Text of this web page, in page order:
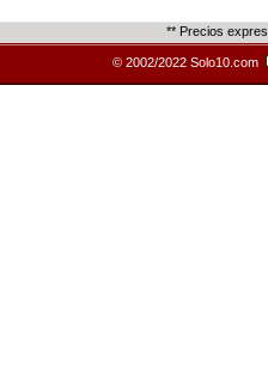
** Precios
© 2002/2022 Solo10.com